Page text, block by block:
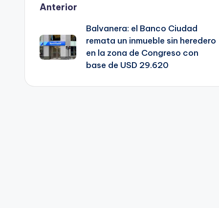
Post
navigation
Anterior
Balvanera: el Banco Ciudad
remata un inmueble sin heredero
en la zona de Congreso con
base de USD 29.620